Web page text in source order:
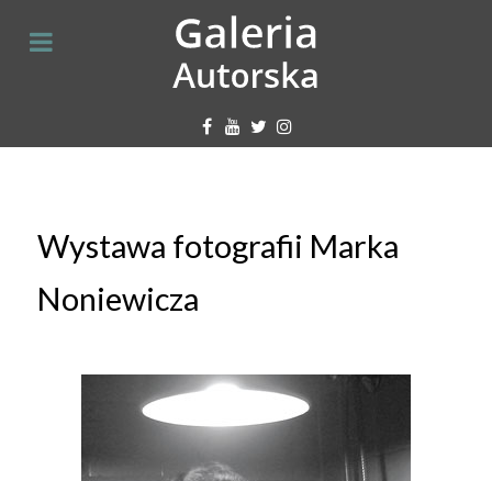
Wystawa fotografii Marka
Noniewicza